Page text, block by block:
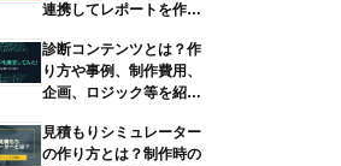
連携してレポートを作成
診断コンテンツとは？作
り方や事例、制作費用、
企画、ロジック等を紹
見積もりシミュレーター
の作り方とは？制作時の